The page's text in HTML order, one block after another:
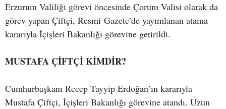
Erzurum Valiliği görevi öncesinde Çorum Valisi olarak da
görev yapan Çiftçi, Resmi Gazete’de yayımlanan atama
kararıyla İçişleri Bakanlığı görevine getirildi.
MUSTAFA ÇİFTÇİ KİMDİR?
Cumhurbaşkanı Recep Tayyip Erdoğan’ın kararıyla
Mustafa Çiftçi, İçişleri Bakanlığı görevine atandı. Uzun